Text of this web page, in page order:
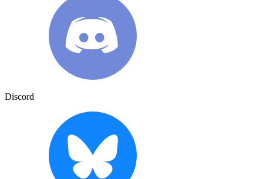
Discord